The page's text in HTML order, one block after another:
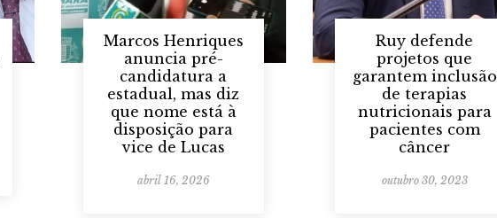
Marcos Henriques
anuncia pré-
candidatura a
estadual, mas diz
que nome está à
disposição para
vice de Lucas
abril 16, 2026
Ruy defende
projetos que
garantem inclusão
de terapias
nutricionais para
pacientes com
câncer
outubro 30, 2023